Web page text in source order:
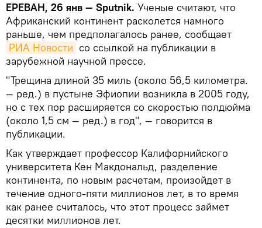
ЕРЕВАН, 26 янв — Sputnik. Ученые считают, что
Африканский континент расколется намного
раньше, чем предполагалось ранее, сообщает
РИА Новости со ссылкой на публикации в
зарубежной научной прессе.
"Трещина длиной 35 миль (около 56,5 километра.
— ред.) в пустыне Эфиопии возникла в 2005 году,
но с тех пор расширяется со скоростью полдюйма
(около 1,5 см — ред.) в год", — говорится в
публикации.
Как утверждает профессор Калифорнийского
университета Кен Макдональд, разделение
континента, по новым расчетам, произойдет в
течение одного-пяти миллионов лет, в то время
как ранее считалось, что этот процесс займет
десятки миллионов лет.